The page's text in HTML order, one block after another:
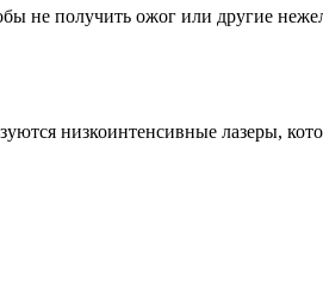
не получить ожог или другие
низкоинтенсивные лазеры,